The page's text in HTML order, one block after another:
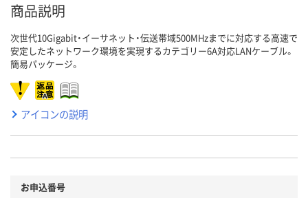
商品説明
次世代10Gigabit・イーサネット・伝送帯域500MHzまでに対応する高速で
安定したネットワーク環境を実現するカテゴリー6A対応LANケーブル。
簡易パッケージ。
アイコンの説明
お申込番号